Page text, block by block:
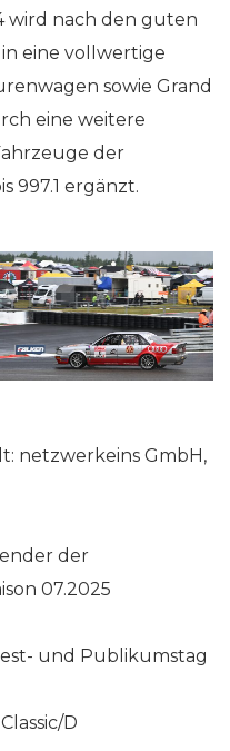
wird nach den guten
eine vollwertige
sowie Grand
eine weitere
der
997.1 ergänzt.
netzwerkeins GmbH,
der
07.2025
und Publikumstag
D